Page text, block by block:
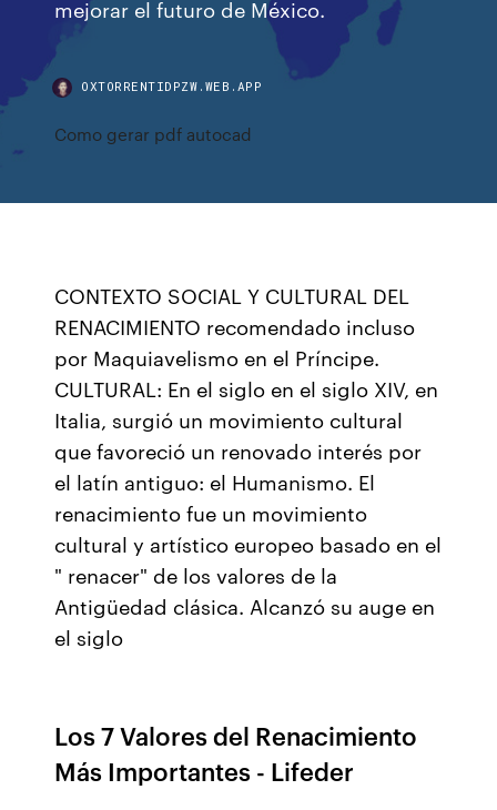
mejorar el futuro de México.
OXTORRENTIDPZW.WEB.APP
Como gerar pdf autocad
CONTEXTO SOCIAL Y CULTURAL DEL
RENACIMIENTO recomendado incluso
por Maquiavelismo en el Príncipe.
CULTURAL: En el siglo en el siglo XIV, en
Italia, surgió un movimiento cultural
que favoreció un renovado interés por
el latín antiguo: el Humanismo. El
renacimiento fue un movimiento
cultural y artístico europeo basado en el
" renacer" de los valores de la
Antigüedad clásica. Alcanzó su auge en
el siglo
Los 7 Valores del Renacimiento
Más Importantes - Lifeder